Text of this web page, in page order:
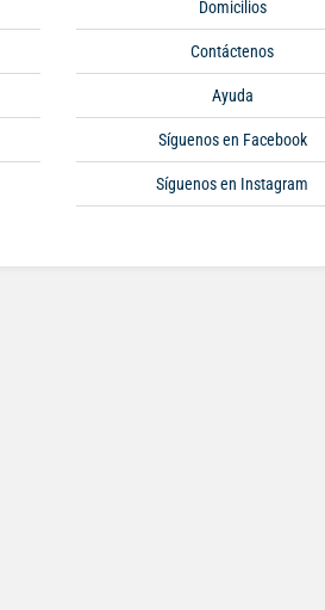
Domicilios
Contáctenos
Ayuda
Síguenos en Facebook
Síguenos en Instagram